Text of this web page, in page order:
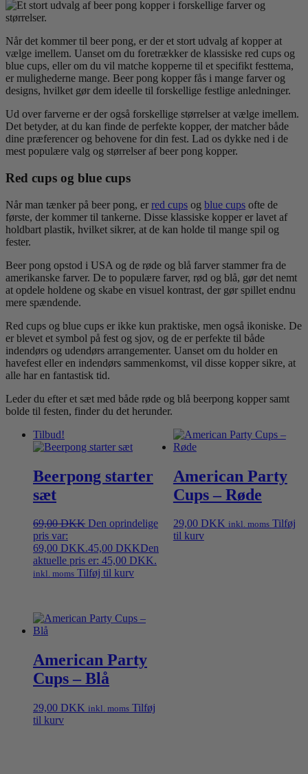
Når det kommer til beer pong, er der et stort udvalg af kopper at
vælge imellem. Uanset om du foretrækker de klassiske red cups og
blue cups, eller om du vil matche kopperne til et specifikt festtema,
er mulighederne mange. Beer pong kopper fås i mange farver og
designs, hvilket gør dem ideelle til forskellige festlige anledninger.
Ud over farverne er der også forskellige størrelser at vælge imellem.
Det betyder, at du kan finde de perfekte kopper, der matcher både
dine præferencer og behovene for din fest. Lad os dykke ned i de
mest populære valg og størrelser af beer pong kopper.
Red cups og blue cups
Når man tænker på beer pong, er red cups og blue cups ofte de
første, der kommer til tankerne. Disse klassiske kopper er lavet af
holdbart plastik, hvilket sikrer, at de kan holde til mange spil og
fester.
Beer pong opstod i USA og de røde og blå farver stammer fra de
amerikanske farver. De to populære farver, rød og blå, gør det nemt
at opdele holdene og skabe en visuel kontrast, der gør spillet endnu
mere spændende.
Red cups og blue cups er ikke kun praktiske, men også ikoniske. De
er blevet et symbol på fest og sjov, og de er perfekte til både
indendørs og udendørs arrangementer. Uanset om du holder en
havefest eller en indendørs sammenkomst, vil disse kopper sikre, at
alle har en fantastisk tid.
Leder du efter et sæt med både røde og blå beerpong kopper samt
bolde til festen, finder du det herunder.
Tilbud!
Beerpong starter
sæt
69,00DKK Den oprindelige
pris var:
69,00 DKK.45,00 DKKDen
aktuelle pris er: 45,00 DKK.
inkl. moms Tilføj til kurv
American Party
Cups – Røde
29,00 DKK inkl. moms Tilføj
til kurv
American Party
Cups – Blå
29,00 DKK inkl. moms Tilføj
til kurv